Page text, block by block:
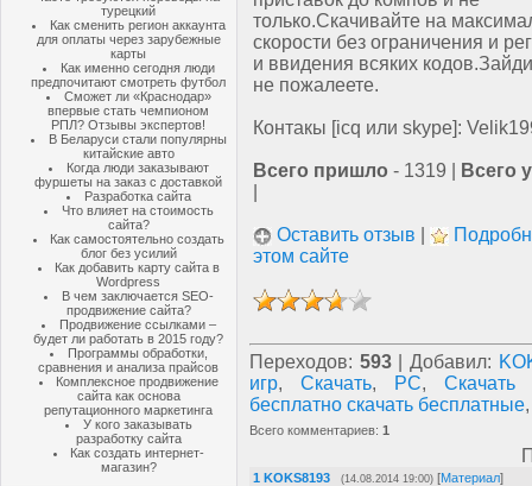
турецкий
Как сменить регион аккаунта
для оплаты через зарубежные
карты
Как именно сегодня люди
предпочитают смотреть футбол
Сможет ли «Краснодар»
впервые стать чемпионом
РПЛ? Отзывы экспертов!
В Беларуси стали популярны
китайские авто
Когда люди заказывают
фуршеты на заказ с доставкой
Разработка сайта
Что влияет на стоимость
сайта?
Как самостоятельно создать
блог без усилий
Как добавить карту сайта в
Wordpress
В чем заключается SEO-
продвижение сайта?
Продвижение ссылками –
будет ли работать в 2015 году?
Программы обработки,
сравнения и анализа прайсов
Комплексное продвижение
сайта как основа
репутационного маркетинга
У кого заказывать
разработку сайта
Как создать интернет-
магазин?
только.Скачивайте на
скорости без ограничения и
и ввидения всяких
не пожалеете.
Контакы [icq или skype]:
Всего пришло - 1319 |
Всего
Оставить отзыв
этом сайте
Переходов: 593|Добавил:
игр, Скачать, PC, Скачать
бесплатно скачать бесплатные
Всего комментариев: 1
1 KOKS8193 (14.08.2014 19:00) [Материал]